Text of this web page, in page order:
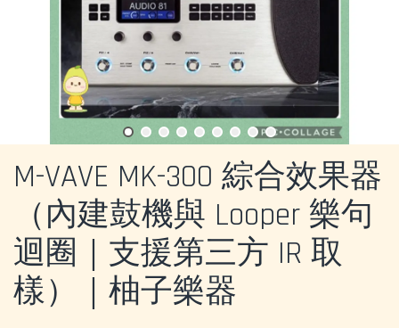
M-VAVE MK-300 綜合效果器
（內建鼓機與 Looper 樂句
迴圈｜支援第三方 IR 取
樣）｜柚子樂器